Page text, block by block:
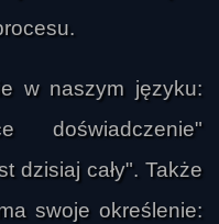
w naszym języku:
doświadczenie"
dzisiaj cały". Także
swoje określenie: